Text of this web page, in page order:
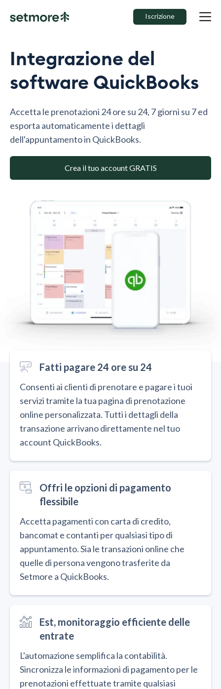
Iscrizione
Integrazione del
software QuickBooks
Accetta le prenotazioni 24 ore su 24, 7 giorni su 7 ed
esporta automaticamente i dettagli
dell'appuntamento in QuickBooks.
Crea il tuo account GRATIS
Fatti pagare 24 ore su 24
Consenti ai clienti di prenotare e pagare i tuoi
servizi tramite la tua pagina di prenotazione
online personalizzata. Tutti i dettagli della
transazione arrivano direttamente nel tuo
account QuickBooks.
Offri le opzioni di pagamento
flessibile
Accetta pagamenti con carta di credito,
bancomat e contanti per qualsiasi tipo di
appuntamento. Sia le transazioni online che
quelle di persona vengono trasferite da
Setmore a QuickBooks.
Est, monitoraggio efficiente delle
entrate
L'automazione semplifica la contabilità.
Sincronizza le informazioni di pagamento per le
prenotazioni effettuate tramite qualsiasi